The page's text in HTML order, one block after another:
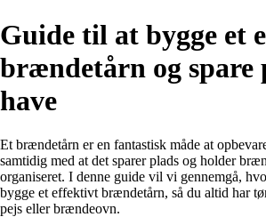
Guide til at bygge et
brændetårn og spare
have
Et brændetårn er en fantastisk måde at
samtidig med at det sparer plads og holder
organiseret. I denne guide vil vi gennemgå,
bygge et effektivt brændetårn, så du altid har
pejs eller brændeovn.